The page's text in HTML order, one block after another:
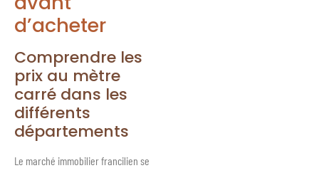
d’acheter
Comprendre les
prix au mètre
carré dans les
différents
départements
Le marché immobilier francilien se